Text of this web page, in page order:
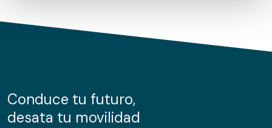
de cookies.
información sobre el uso que haga del sitio web con
nuestros partners de redes sociales, publicidad y análisis
Conduce tu futuro,
desata tu movilidad